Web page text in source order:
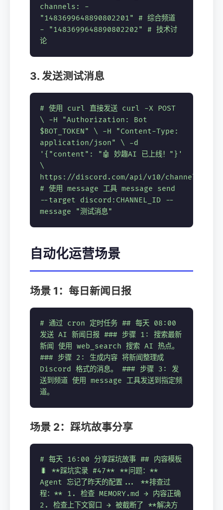
channels : -
"1483699648890802201"
# 综合频道
-
"1483699648890802202"
# 技术讨
论
3. 发送测试消息
# 使用 curl 直接发送 curl -X POST
\ -H "Authorization: Bot
$BOT_TOKEN" \ -H "Content-Type:
application/json" \ -d
'{"content": "🤖 妙趣AI 已上线！"}'
\
https://discord.com/api/v10/channels/
# 使用 message 工具 message send
--target discord:CHANNEL_ID --
message "测试消息"
自动化运营场景
场景 1：每日新闻日报
# 通过 cron 定时任务 ## 每天 08:00
发送 AI 新闻日报 ### 步骤 1: 搜索最新
新闻 使用 web_search 搜索 AI 热点。
### 步骤 2: 生成内容 将新闻整理成
Discord 格式的消息。 ### 步骤 3: 发
送到频道 使用 message 工具发送到指定频
道。
场景 2：踩坑故事分享
# 每天 16:00 分享踩坑故事 ## 内容模板
🐛 **踩坑实录 #47** **问题：**
Agent 忘记了昨天的配置... **排查过
程：** 1. 检查 MEMORY.md → 内容正确
2. 检查上下文窗口 → 被截断了 **解决方